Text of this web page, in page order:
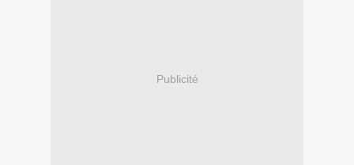
Publicité